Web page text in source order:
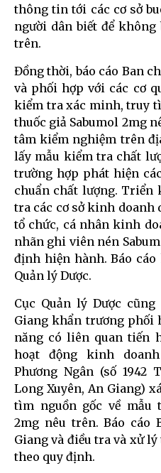
thông tin tới các cơ sở
người dân biết để không
trên.
Đồng thời, báo cáo Ban
và phối hợp với các cơ
kiểm tra xác minh, truy
thuốc giả Sabumol 2mg
tâm kiểm nghiệm trên
lấy mẫu kiểm tra chất
trường hợp phát hiện
chuẩn chất lượng. Triển
tra các cơ sở kinh doanh
tổ chức, cá nhân kinh
nhãn ghi viên nén
định hiện hành. Báo cáo
Quản lý Dược.
Cục Quản lý Dược
Giang khẩn trương phối
năng có liên quan tiến
hoạt động kinh
Phương Ngân (số 1942
Long Xuyên, An Giang)
tìm nguồn gốc về mẫu
2mg nêu trên. Báo cáo
Giang và điều tra và xử
theo quy định.